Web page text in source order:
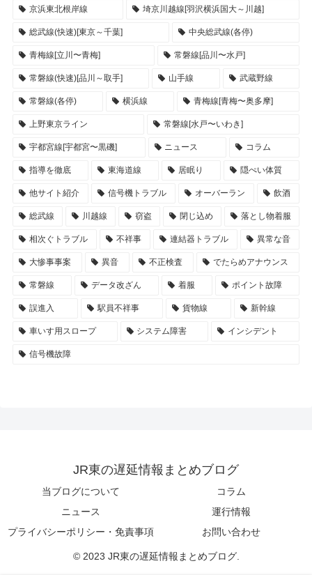
京浜東北根岸線 埼京川越線[羽沢横浜国大～川越]
総武線(快速)[東京～千葉] 中央総武線(各停)
青梅線[立川〜青梅] 常磐線[品川〜水戸]
常磐線(快速)[品川～取手] 山手線 武蔵野線
常磐線(各停) 横浜線 青梅線[青梅〜奥多摩]
上野東京ライン 常磐線[水戸〜いわき]
宇都宮線[宇都宮〜黒磯] ニュース コラム
指導を徹底 東海道線 居眠り 隠ぺい体質
他サイト紹介 信号機トラブル オーバーラン 飲酒
総武線 川越線 窃盗 閉じ込め 落とし物着服
相次ぐトラブル 不祥事 連結器トラブル 異常な音
大惨事事案 異音 不正検査 でたらめアナウンス
常磐線 データ改ざん 着服 ポイント故障
誤進入 駅員不祥事 貨物線 新幹線
車いす用スロープ システム障害 インシデント
信号機故障
JR東の遅延情報まとめブログ
当ブログについて
コラム
ニュース
運行情報
プライバシーポリシー・免責事項
お問い合わせ
© 2023 JR東の遅延情報まとめブログ.